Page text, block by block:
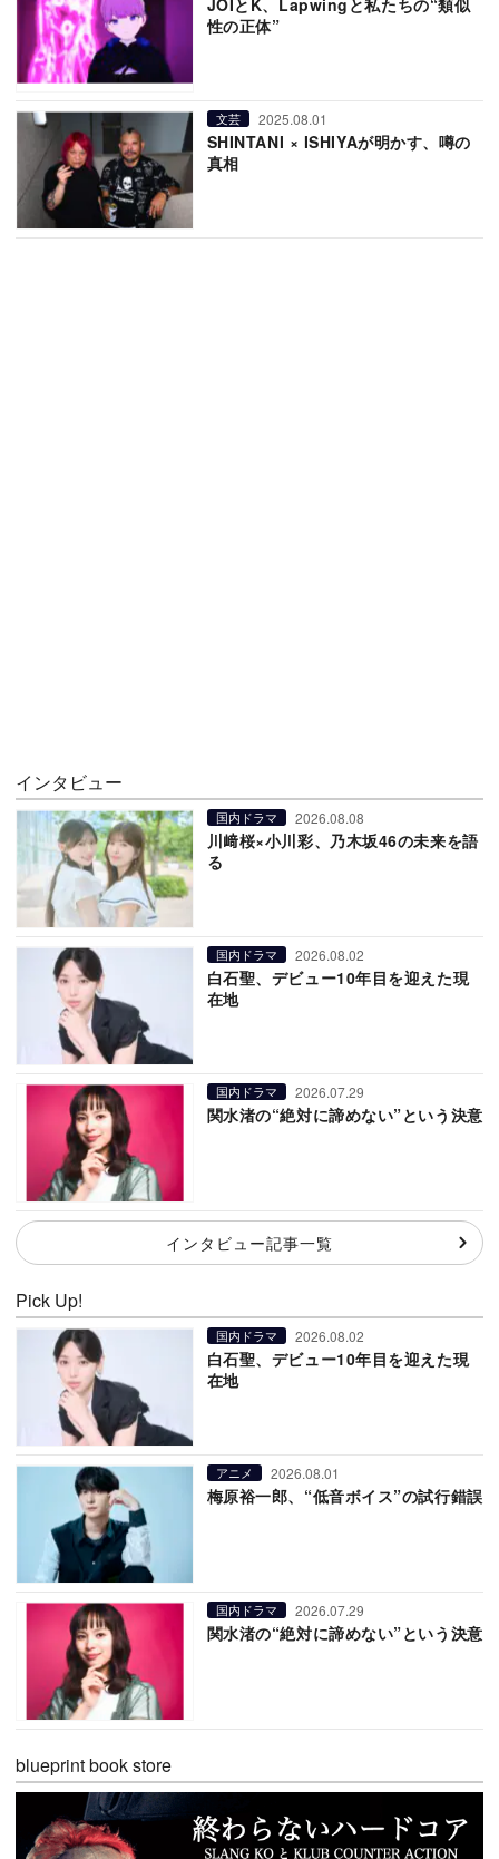
JOIとK、Lapwingと私たちの“類似
性の正体”
文芸 2025.08.01
SHINTANI × ISHIYAが明かす、噂の
真相
インタビュー
国内ドラマ 2026.08.08
川﨑桜×小川彩、乃木坂46の未来を語
る
国内ドラマ 2026.08.02
白石聖、デビュー10年目を迎えた現
在地
国内ドラマ 2026.07.29
関水渚の“絶対に諦めない”という決意
インタビュー記事一覧
Pick Up!
国内ドラマ 2026.08.02
白石聖、デビュー10年目を迎えた現
在地
アニメ 2026.08.01
梅原裕一郎、“低音ボイス”の試行錯誤
国内ドラマ 2026.07.29
関水渚の“絶対に諦めない”という決意
blueprint book store